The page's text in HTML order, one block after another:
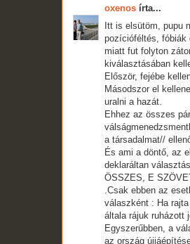
oxenos írta...
Itt is elsütöm, pupu
pozícióféltés, fóbiák
miatt fut folyton
kiválasztásában
Először, fejébe
Másodszor el
uralni a hazát.
Ehhez az összes
a társadalmat//
És ami a döntő, az
deklaráltan
ÖSSZES, E
.Csak ebben az
válaszként : Ha
általa rájuk ruházott
Egyszerűbben, a
az ország